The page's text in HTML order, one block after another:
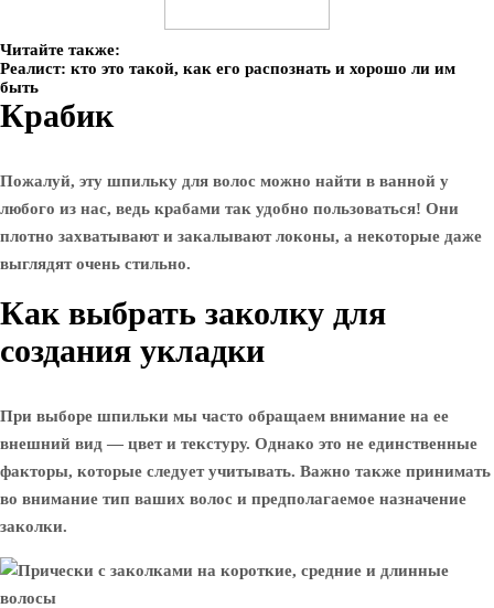
Читайте также:
Реалист: кто это такой, как его распознать и хорошо ли им
быть
Крабик
Пожалуй, эту шпильку для волос можно найти в ванной у
любого из нас, ведь крабами так удобно пользоваться! Они
плотно захватывают и закалывают локоны, а некоторые даже
выглядят очень стильно.
Как выбрать заколку для
создания укладки
При выборе шпильки мы часто обращаем внимание на ее
внешний вид — цвет и текстуру. Однако это не единственные
факторы, которые следует учитывать. Важно также принимать
во внимание тип ваших волос и предполагаемое назначение
заколки.